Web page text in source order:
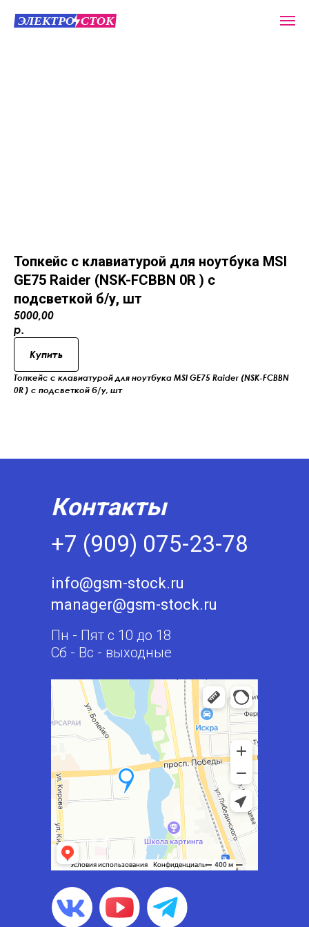
Топкейс с клавиатурой для ноутбука MSI
GE75 Raider (NSK-FCBBN 0R ) с
подсветкой б/у, шт
5000,00
р.
Купить
Топкейс с клавиатурой для ноутбука MSI GE75 Raider (NSK-FCBBN
0R ) с подсветкой б/у, шт
Контакты
Пн - Пят с 10 до 18
Сб - Вс - выходные
info@gsm-stock.ru
manager@gsm-stock.ru
+7 (909) 075-23-78